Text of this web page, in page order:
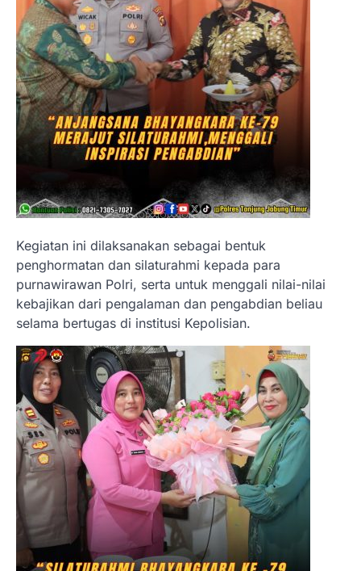
Kegiatan ini dilaksanakan sebagai bentuk
penghormatan dan silaturahmi kepada para
purnawirawan Polri, serta untuk menggali nilai-nilai
kebajikan dari pengalaman dan pengabdian beliau
selama bertugas di institusi Kepolisian.